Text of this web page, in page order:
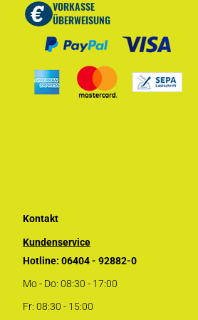
Kontakt
Kundenservice
Hotline: 06404 - 92882-0
Mo - Do: 08:30 - 17:00
Fr: 08:30 - 15:00